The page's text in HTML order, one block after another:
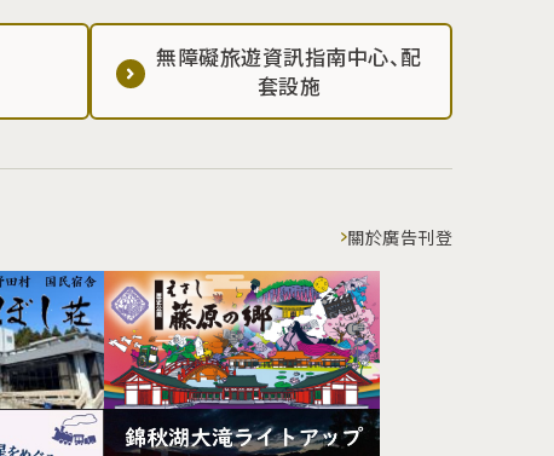
無障礙旅遊資訊指南中心、配
套設施
關於廣告刊登